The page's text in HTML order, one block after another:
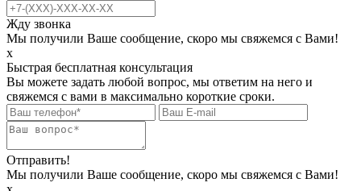
Жду звонка
Мы получили Ваше сообщение, скоро мы свяжемся с Вами!
х
Быстрая бесплатная консультация
Вы можете задать любой вопрос, мы ответим на него и
свяжемся с вами в максимально короткие сроки.
Отправить!
Мы получили Ваше сообщение, скоро мы свяжемся с Вами!